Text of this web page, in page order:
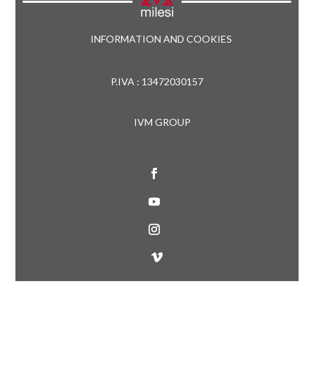
INFORMATION AND COOKIES
P.IVA : 13472030157
IVM GROUP